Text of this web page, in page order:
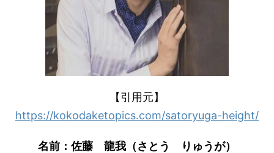
【引用元】
https://kokodaketopics.com/satoryuga-height/
名前：佐藤 龍我（さとう りゅうが）